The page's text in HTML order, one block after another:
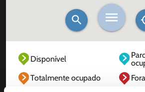
Disponível
Totalmente ocupado